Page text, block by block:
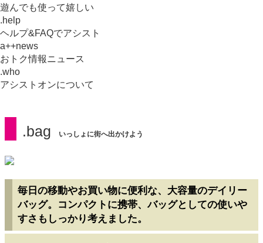
.bag いっしょに街へ出かけよう
毎日の移動やお買い物に便利な、大容量のデイリー
バッグ。コンパクトに携帯、バッグとしての使いや
すさもしっかり考えました。
遊んでも使って嬉しい
.help
ヘルプ&FAQでアシスト
a++news
おトク情報ニュース
.who
アシストオンについて